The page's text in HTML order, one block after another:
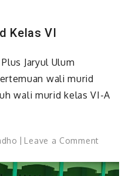
Kelas VI
Jaryul Ulum
wali murid
wali murid kelas VI-A
Leave a Commenton
Wali